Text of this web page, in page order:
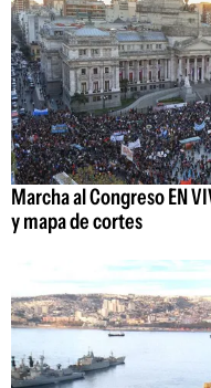
Marcha al Congreso EN
y mapa de cortes